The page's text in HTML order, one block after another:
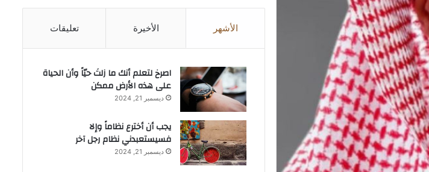
الأشهر الأخيرة تعليقات
‫اصرخ لتعلم أنك ما زلتَ حيّاً وأن الحياة
على هذه الأرض ممكن
ديسمبر 21, 2024
يجب أن أخترع نظاماً وإلا
فسيستعبدني نظام رجل آخر
ديسمبر 21, 2024